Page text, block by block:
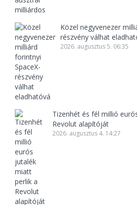
Közel negyvenezer
részvény válhat
2026. augusztus 5. 06:35
Tizenhét és fél millió
Revolut alapítóját
2026. augusztus 4. 14:27